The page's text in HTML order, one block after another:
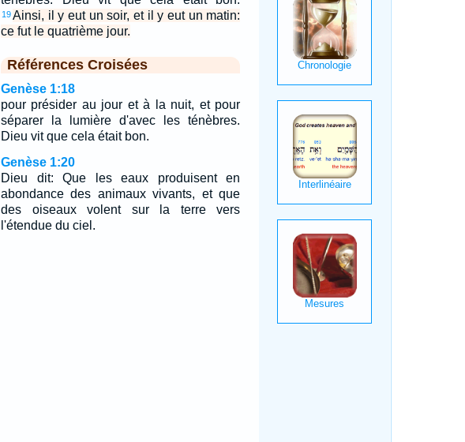
19Ainsi, il y eut un soir, et il y eut un matin:
ce fut le quatrième jour.
Références Croisées
Genèse 1:18
pour présider au jour et à la nuit, et pour
séparer la lumière d'avec les ténèbres.
Dieu vit que cela était bon.
Genèse 1:20
Dieu dit: Que les eaux produisent en
abondance des animaux vivants, et que
des oiseaux volent sur la terre vers
l'étendue du ciel.